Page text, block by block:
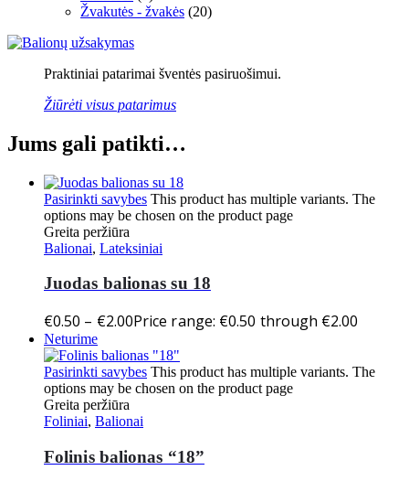
Žvakutės - žvakės (20)
Praktiniai patarimai šventės pasiruošimui.
Žiūrėti visus patarimus
Jums gali patikti…
Pasirinkti savybes This product has multiple variants. The
options may be chosen on the product page
Greita peržiūra
Balionai, Lateksiniai
Juodas balionas su 18
€0.50 – €2.00Price range: €0.50 through €2.00
Neturime
Pasirinkti savybes This product has multiple variants. The
options may be chosen on the product page
Greita peržiūra
Foliniai, Balionai
Folinis balionas “18”